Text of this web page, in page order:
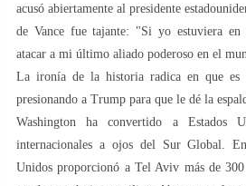
acusó abiertamente al presidente
de Vance fue tajante: "Si yo estuviera
atacar a mi último aliado poderoso en el
La ironía de la historia radica en que es
presionando a Trump para que le dé la
Washington ha convertido a Estados
internacionales a ojos del Sur Global.
Unidos proporcionó a Tel Aviv más de